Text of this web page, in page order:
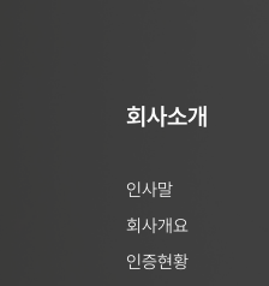
회사소개
인사말
회사개요
인증현황